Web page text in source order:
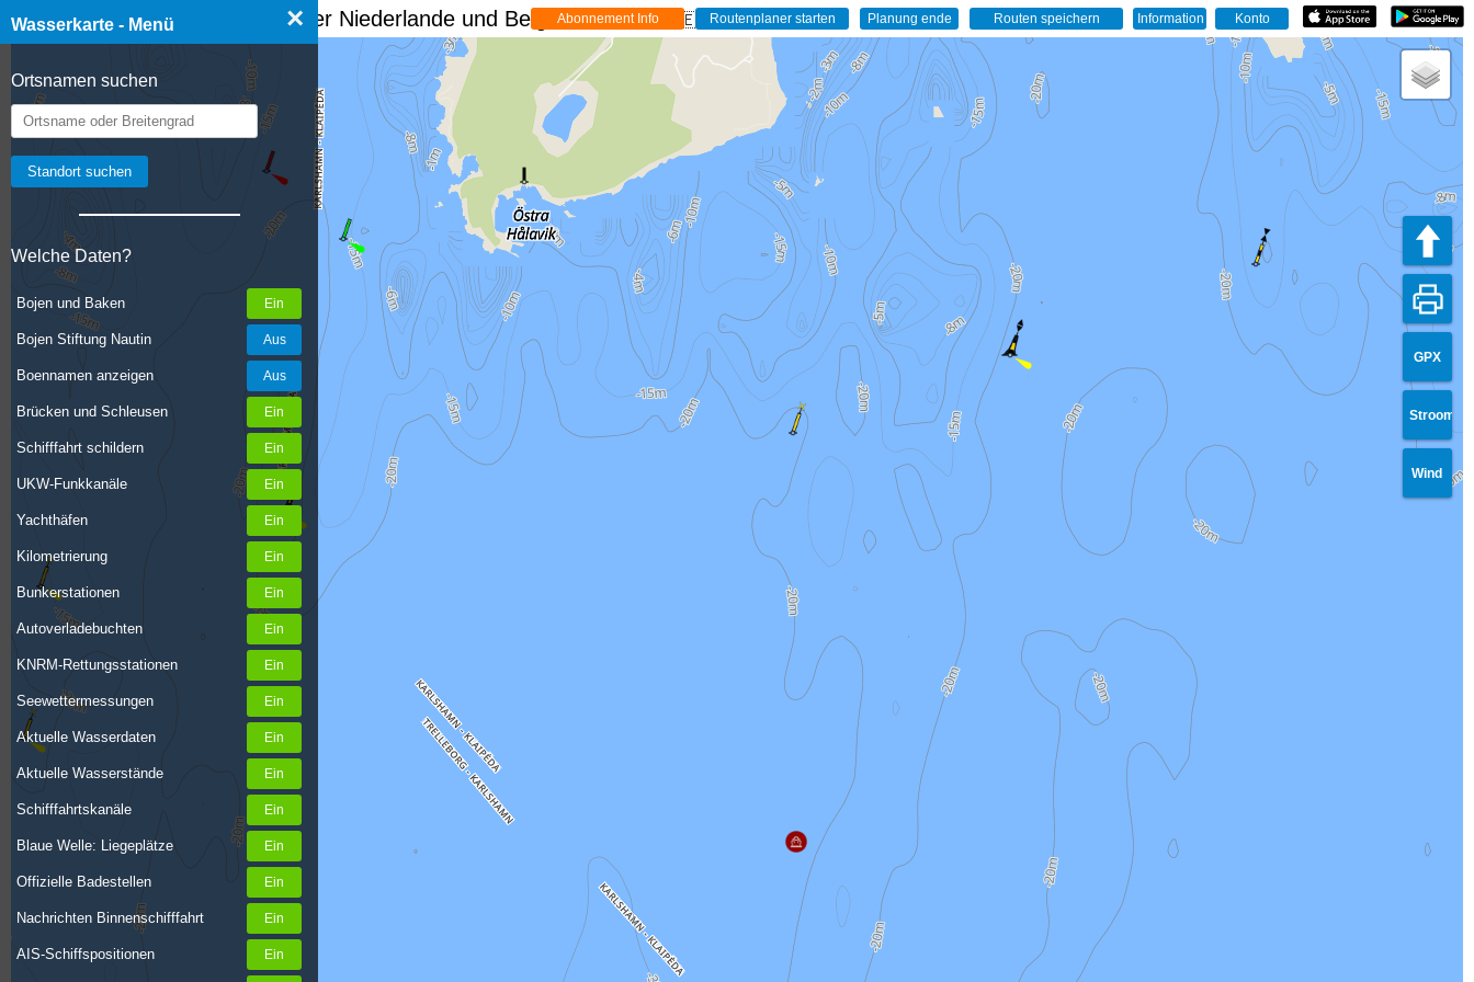
Wasserkarte - Menü ×
Ortsnamen suchen
Welche Daten?
Bojen und Baken
Bojen Stiftung Nautin
Boennamen anzeigen
Brücken und Schleusen
Schifffahrt schildern
UKW-Funkkanäle
Yachthäfen
Kilometrierung
Bunkerstationen
Autoverladebuchten
KNRM-Rettungsstationen
Seewettermessungen
Aktuelle Wasserdaten
Aktuelle Wasserstände
Schifffahrtskanäle
Blaue Welle: Liegeplätze
Offizielle Badestellen
Nachrichten Binnenschifffahrt
AIS-Schiffspositionen
☰ Wasserkarte Deutschland, der Niederlande und Belgien - Live 🇩🇪
GPX
Stroom
Wind